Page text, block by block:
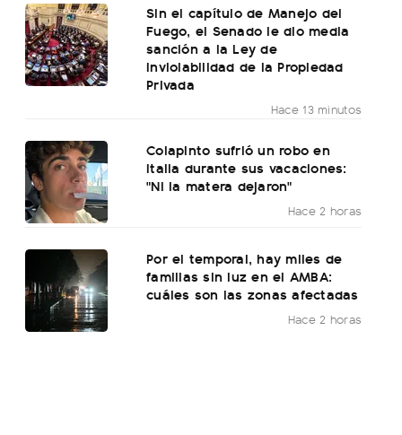
Sin el capítulo de Manejo del
Fuego, el Senado le dio media
sanción a la Ley de
Inviolabilidad de la Propiedad
Privada
Hace 13 minutos
Colapinto sufrió un robo en
Italia durante sus vacaciones:
"Ni la matera dejaron"
Hace 2 horas
Por el temporal, hay miles de
familias sin luz en el AMBA:
cuáles son las zonas afectadas
Hace 2 horas